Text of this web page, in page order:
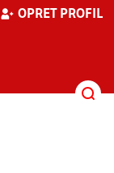
OPRET PROFIL